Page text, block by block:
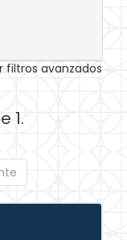
filtros avanzados
1.